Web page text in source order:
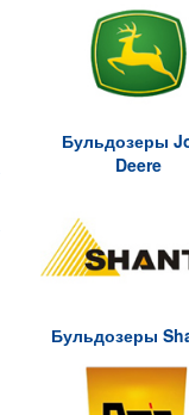
Бульдозеры
Deere
Бульдозеры